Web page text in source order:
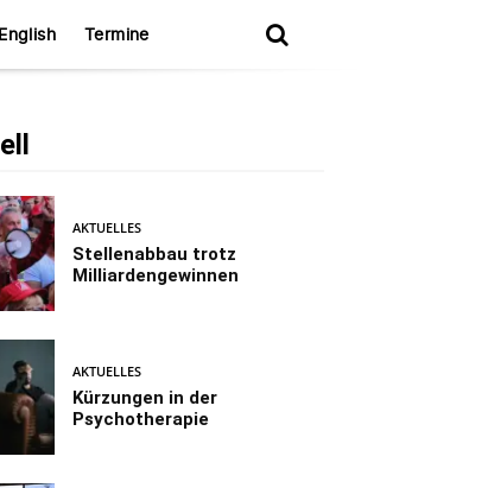
English Termine
AKTUELLES
Stellenabbau trotz
Milliardengewinnen
AKTUELLES
Kürzungen in der
Psychotherapie